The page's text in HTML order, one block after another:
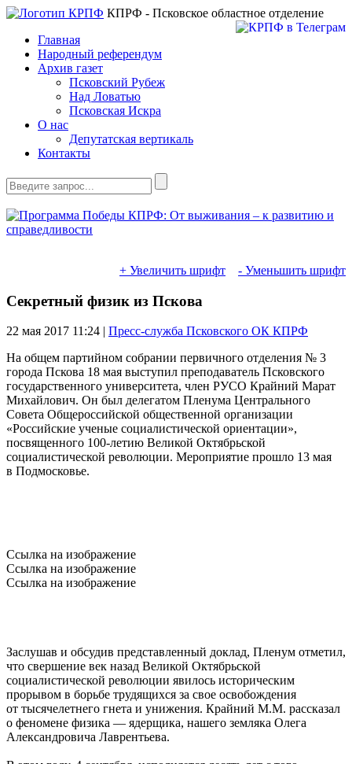
КПРФ - Псковское областное отделение
Главная
Народный референдум
Архив газет
Псковский Рубеж
Над Ловатью
Псковская Искра
О нас
Депутатская вертикаль
Контакты
+ Увеличить шрифт - Уменьшить шрифт
Секретный физик из Пскова
22 мая 2017 11:24 | Пресс-служба Псковского ОК КПРФ
На общем партийном собрании первичного отделения № 3
города Пскова 18 мая выступил преподаватель Псковского
государственного университета, член РУСО Крайний Марат
Михайлович. Он был делегатом Пленума Центрального
Совета Общероссийской общественной организации
«Российские ученые социалистической ориентации»,
посвященного 100-летию Великой Октябрьской
социалистической революции. Мероприятие прошло 13 мая
в Подмосковье.
Ссылка на изображение
Ссылка на изображение
Ссылка на изображение
Заслушав и обсудив представленный доклад, Пленум отметил,
что свершение век назад Великой Октябрьской
социалистической революции явилось историческим
прорывом в борьбе трудящихся за свое освобождения
от тысячелетнего гнета и унижения. Крайний М.М. рассказал
о феномене физика — ядерщика, нашего земляка Олега
Александровича Лаврентьева.